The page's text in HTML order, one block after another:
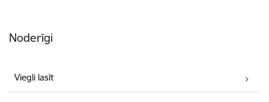
Noderīgi
Viegli lasīt